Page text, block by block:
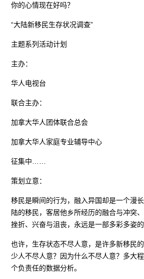
你的心情现在好吗？
“大陆新移民生存状况调查”
主题系列活动计划
主办：
华人电视台
联合主办：
加拿大华人团体联合总会
加拿大华人家庭专业辅导中心
征集中……
策划立意：
移民是瞬间的行为，融入异国却是一个漫
陆的移民，客居他乡所经历的融合与冲突
挫折、兴奋与沮丧，永远是一部多彩多姿的
也许，生存状态不尽人意，是许多新移民
少人不尽人意？因为什么不尽人意？多大
个负责任的数据分析。